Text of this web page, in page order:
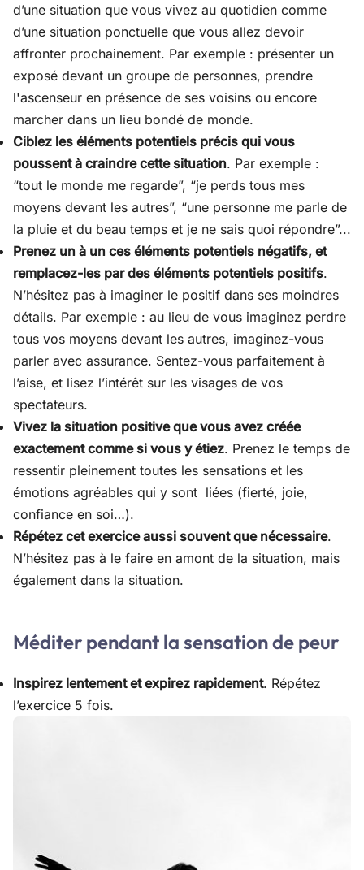
d’une situation que vous vivez au quotidien comme
d’une situation ponctuelle que vous allez devoir
affronter prochainement. Par exemple : présenter un
exposé devant un groupe de personnes, prendre
l'ascenseur en présence de ses voisins ou encore
marcher dans un lieu bondé de monde.
Ciblez les éléments potentiels précis qui vous
poussent à craindre cette situation. Par exemple :
“tout le monde me regarde”, “je perds tous mes
moyens devant les autres”, “une personne me parle de
la pluie et du beau temps et je ne sais quoi répondre”...
Prenez un à un ces éléments potentiels négatifs, et
remplacez-les par des éléments potentiels positifs.
N’hésitez pas à imaginer le positif dans ses moindres
détails. Par exemple : au lieu de vous imaginez perdre
tous vos moyens devant les autres, imaginez-vous
parler avec assurance. Sentez-vous parfaitement à
l’aise, et lisez l’intérêt sur les visages de vos
spectateurs.
Vivez la situation positive que vous avez créée
exactement comme si vous y étiez. Prenez le temps de
ressentir pleinement toutes les sensations et les
émotions agréables qui y sont liées (fierté, joie,
confiance en soi…).
Répétez cet exercice aussi souvent que nécessaire.
N’hésitez pas à le faire en amont de la situation, mais
également dans la situation.
Méditer pendant la sensation de peur
Inspirez lentement et expirez rapidement. Répétez
l’exercice 5 fois.